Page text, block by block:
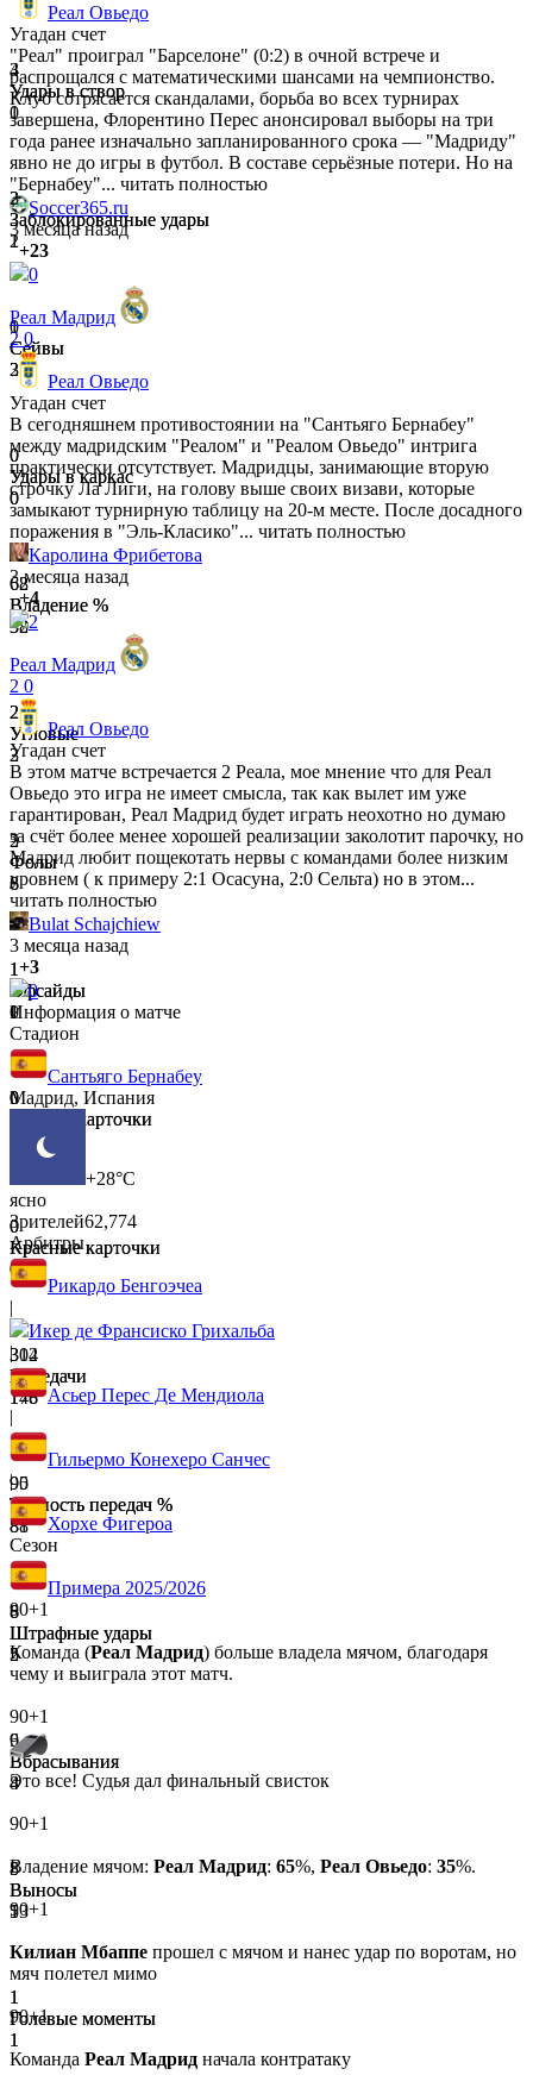
4
Удары в створ
0
2
Заблокированные удары
2
0
Сейвы
3
0
Удары в каркас
0
62
Владение %
38
2
Угловые
3
2
Фолы
6
1
Офсайды
1
0
Желтые карточки
0
Красные карточки
0
302
Передачи
178
90
Точность передач %
81
6
Штрафные удары
2
9
Вбрасывания
8
8
Выносы
13
1
Голевые моменты
1
3
Удары в створ
1
3
Заблокированные удары
1
1
Сейвы
2
0
Удары в каркас
0
68
Владение %
32
2
Угловые
2
5
Фолы
8
1
Офсайды
0
0
Желтые карточки
0
Красные карточки
0
314
Передачи
146
95
Точность передач %
88
8
Штрафные удары
5
6
Вбрасывания
4
5
Выносы
5
1
Голевые моменты
1
Реал Овьедо
Угадан счет
"Реал" проиграл "Барселоне" (0:2) в очной встрече и
распрощался с математическими шансами на чемпионство.
Клуб сотрясается скандалами, борьба во всех турнирах
завершена, Флорентино Перес анонсировал выборы на три
года ранее изначально запланированного срока — "Мадриду"
явно не до игры в футбол. В составе серьёзные потери. Но на
"Бернабеу"... читать полностью
Soccer365.ru
3 месяца назад
+23
0
Реал Мадрид
2 0
Реал Овьедо
Угадан счет
В сегодняшнем противостоянии на "Сантьяго Бернабеу"
между мадридским "Реалом" и "Реалом Овьедо" интрига
практически отсутствует. Мадридцы, занимающие вторую
строчку Ла Лиги, на голову выше своих визави, которые
замыкают турнирную таблицу на 20-м месте. После досадного
поражения в "Эль-Класико"... читать полностью
Каролина Фрибетова
3 месяца назад
+4
2
Реал Мадрид
2 0
Реал Овьедо
Угадан счет
В этом матче встречается 2 Реала, мое мнение что для Реал
Овьедо это игра не имеет смысла, так как вылет им уже
гарантирован, Реал Мадрид будет играть неохотно но думаю
за счёт более менее хорошей реализации заколотит парочку, но
Мадрид любит пощекотать нервы с командами более низким
уровнем ( к примеру 2:1 Осасуна, 2:0 Сельта) но в этом...
читать полностью
Bulat Schajchiew
3 месяца назад
+3
0
Информация о матче
Стадион
Сантьяго Бернабеу
Мадрид, Испания
+28°C
ясно
Зрителей62,774
Арбитры
Рикардо Бенгоэчеа
|
Икер де Франсиско Грихальба
|
Асьер Перес Де Мендиола
|
Гильермо Конехеро Санчес
|
Хорхе Фигероа
Сезон
Примера 2025/2026
90+1
Команда (Реал Мадрид) больше владела мячом, благодаря
чему и выиграла этот матч.
90+1
Это все! Судья дал финальный свисток
90+1
Владение мячом: Реал Мадрид: 65%, Реал Овьедо: 35%.
90+1
Килиан Мбаппе прошел с мячом и нанес удар по воротам, но
мяч полетел мимо
90+1
Команда Реал Мадрид начала контратаку